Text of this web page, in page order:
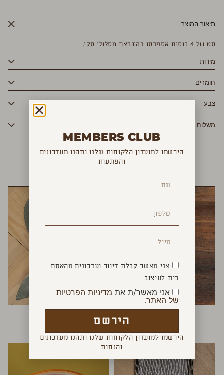
תיאור המוצר
סט של 4 כוסות אספרסו בהשראת מסלולי סקי.
מידות
חומרים
צבע
משלוח
פותחן צב צלחת הגשה דג
MEMBERS CLUB
הירשמו למועדון הלקוחות שלנו ותהנו מעדכונים
והפתעות
אני מאשר קבלת דיוור ועדכונים מהאסם
בית לעיצוב
אני מאשר/ת את מדיניות הפרטיות
של האתר.
הירשם
הירשמו למועדון הלקוחות שלנו ותהנו מעדכונים
והנחות